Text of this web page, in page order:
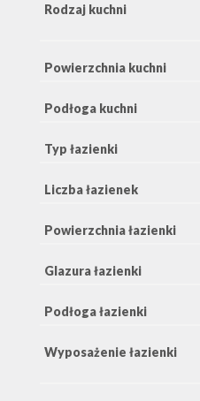
Rodzaj kuchni
Powierzchnia kuchni
Podłoga kuchni
Typ łazienki
Liczba łazienek
Powierzchnia łazienki
Glazura łazienki
Podłoga łazienki
Wyposażenie łazienki